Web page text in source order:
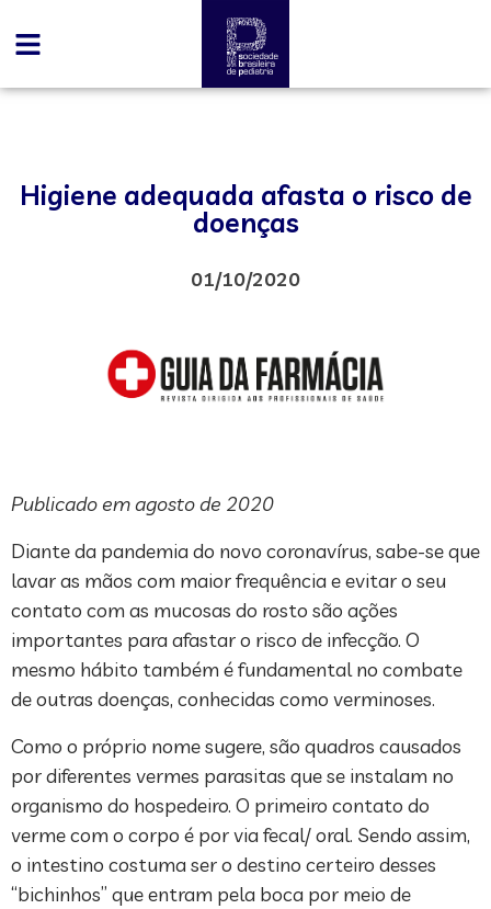
Higiene adequada afasta o risco de
doenças
01/10/2020
Publicado em agosto de 2020
Diante da pandemia do novo coronavírus, sabe-se que
lavar as mãos com maior frequência e evitar o seu
contato com as mucosas do rosto são ações
importantes para afastar o risco de infecção. O
mesmo hábito também é fundamental no combate
de outras doenças, conhecidas como verminoses.
Como o próprio nome sugere, são quadros causados
por diferentes vermes parasitas que se instalam no
organismo do hospedeiro. O primeiro contato do
verme com o corpo é por via fecal/ oral. Sendo assim,
o intestino costuma ser o destino certeiro desses
“bichinhos” que entram pela boca por meio de